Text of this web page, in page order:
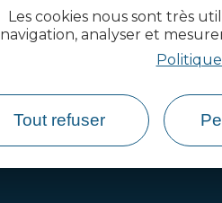
Les cookies nous sont très
navigation, analyser et
Tout refuser